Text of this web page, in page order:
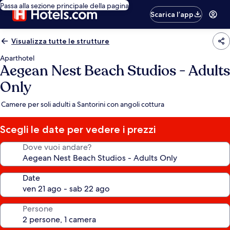
Passa alla sezione principale della pagina
Scarica l’app
Visualizza tutte le strutture
Aparthotel
Aegean Nest Beach Studios - Adults
Only
Camere per soli adulti a Santorini con angoli cottura
Scegli le date per vedere i prezzi
Dove vuoi andare?
Date
Persone